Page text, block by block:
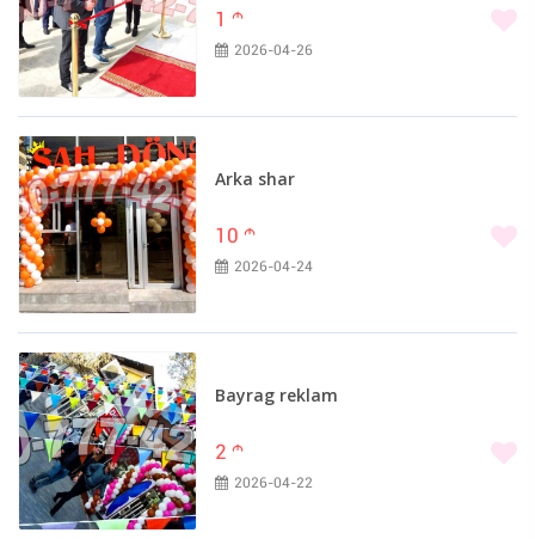
1 m
2026-04-26
Arka shar
10 m
2026-04-24
Bayrag reklam
2 m
2026-04-22